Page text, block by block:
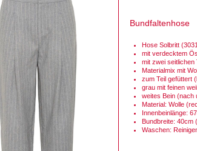
Bundfaltenhose
Hose Solbritt
mit verdecktem
mit zwei
Materialmix mit
zum Teil gefüttert
grau mit feinen
weites Bein (nach
Material: Wolle
Innenbeinlänge:
Bundbreite: 40cm
Waschen: